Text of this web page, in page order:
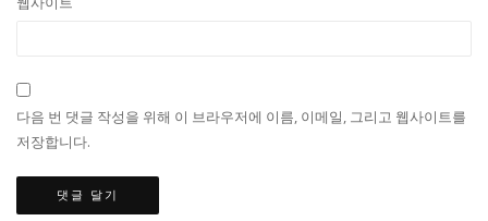
다음 번 댓글 작성을 위해 이 브라우저에 이름, 이메일, 그리고 웹사이트를
저장합니다.